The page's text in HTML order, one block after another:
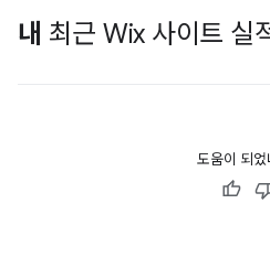
내 최근 Wix 사이트 실
도움이 되었